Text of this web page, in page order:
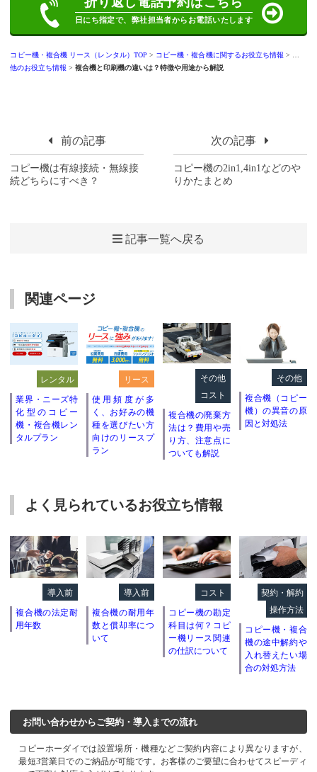
日にち指定で、弊社担当者からお電話いたします
コピー機・複合機 リース（レンタル）TOP > コピー機・複合機に関するお役立ち情報 >
他のお役立ち情報 >複合機と印刷機の違いは？特徴や用途から解説
前の記事
コピー機は有線接続・無線接
続どちらにすべき？
次の記事
コピー機の2in1,4in1などのや
りかたまとめ
記事一覧へ戻る
関連ページ
レンタル
業界・ニーズ特
化型のコピー
機・複合機レン
タルプラン
リース
使用頻度が多
く、お好みの機
種を選びたい方
向けのリースプ
ラン
その他
コスト
複合機の廃棄方
法は？費用や売
り方、注意点に
ついても解説
その他
複合機（コピー
機）の異音の原
因と対処法
よく見られているお役立ち情報
導入前
複合機の法定耐
用年数
導入前
複合機の耐用年
数と償却率につ
いて
コスト
コピー機の勘定
科目は何？コピ
ー機リース関連
の仕訳について
契約・解約
操作方法
コピー機・複合
機の途中解約や
入れ替えたい場
合の対処方法
お問い合わせからご契約・導入までの流れ
コピーホーダイでは設置場所・機種などご契約内容により異なりますが、
最短3営業日でのご納品が可能です。お客様のご要望に合わせてスピーディ